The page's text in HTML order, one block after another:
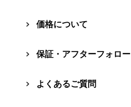
価格について
保証・アフターフォロー
よくあるご質問